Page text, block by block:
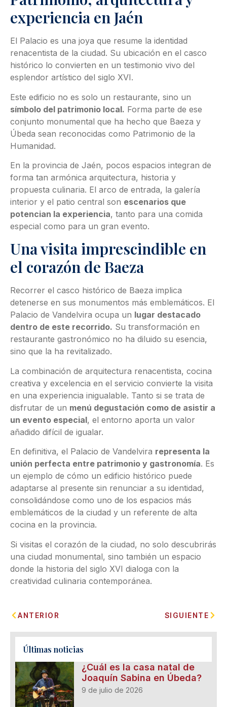
experiencia en Jaén
El Palacio es una joya que resume la identidad
renacentista de la ciudad. Su ubicación en el casco
histórico lo convierten en un testimonio vivo del
esplendor artístico del siglo XVI.
Este edificio no es solo un restaurante, sino un
símbolo del patrimonio local. Forma parte de ese
conjunto monumental que ha hecho que Baeza y
Úbeda sean reconocidas como Patrimonio de la
Humanidad.
En la provincia de Jaén, pocos espacios integran de
forma tan armónica arquitectura, historia y
propuesta culinaria. El arco de entrada, la galería
interior y el patio central son escenarios que
potencian la experiencia, tanto para una comida
especial como para un gran evento.
Una visita imprescindible en
el corazón de Baeza
Recorrer el casco histórico de Baeza implica
detenerse en sus monumentos más emblemáticos. El
Palacio de Vandelvira ocupa un lugar destacado
dentro de este recorrido. Su transformación en
restaurante gastronómico no ha diluido su esencia,
sino que la ha revitalizado.
La combinación de arquitectura renacentista, cocina
creativa y excelencia en el servicio convierte la visita
en una experiencia inigualable. Tanto si se trata de
disfrutar de un menú degustación como de asistir a
un evento especial, el entorno aporta un valor
añadido difícil de igualar.
En definitiva, el Palacio de Vandelvira representa la
unión perfecta entre patrimonio y gastronomía. Es
un ejemplo de cómo un edificio histórico puede
adaptarse al presente sin renunciar a su identidad,
consolidándose como uno de los espacios más
emblemáticos de la ciudad y un referente de alta
cocina en la provincia.
Si visitas el corazón de la ciudad, no solo descubrirás
una ciudad monumental, sino también un espacio
donde la historia del siglo XVI dialoga con la
creatividad culinaria contemporánea.
ANTERIOR SIGUIENTE
Últimas noticias
¿Cuál es la casa natal de
Joaquín Sabina en Úbeda?
9 de julio de 2026